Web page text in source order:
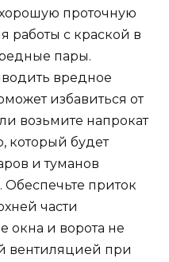
проточную
работы с краской в
пары.
вредное
избавиться от
возьмите напрокат
который будет
и туманов
Обеспечьте приток
части
окна и ворота не
вентиляцией при